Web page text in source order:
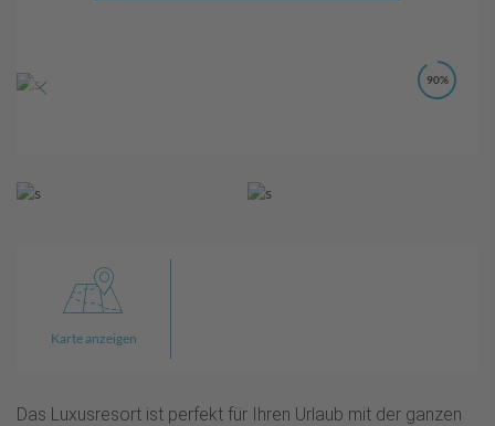
90%
Karte anzeigen
Das Luxusresort ist perfekt für Ihren Urlaub mit der ganzen